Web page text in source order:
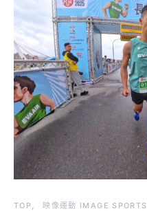
TOP 映像運動 IMAGE SPORTS